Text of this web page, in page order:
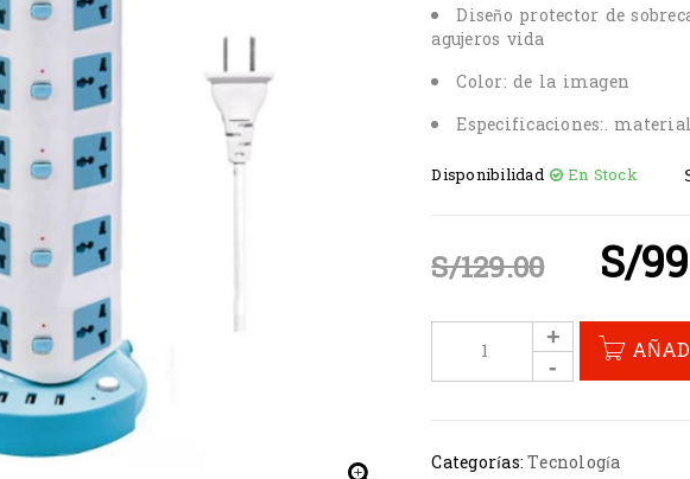
Diseño protector de
agujeros vida
Color: de la imagen
Especificaciones:.
Disponibilidad En Stock
S/129.00 S/
Categorías:Tecnología